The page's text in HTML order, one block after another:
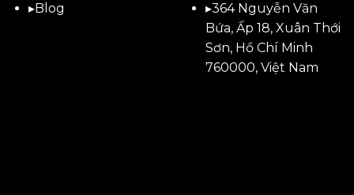
▸Blog
▸364 Nguyễn Văn
Bứa, Ấp 18, Xuân Thới
Sơn, Hồ Chí Minh
760000, Việt Nam